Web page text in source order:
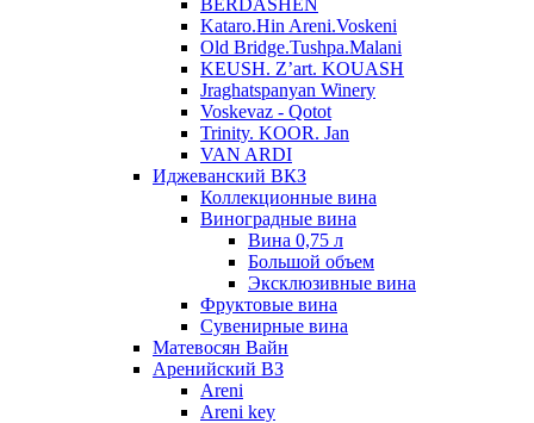
BERDASHEN
Kataro.Hin Areni.Voskeni
Old Bridge.Tushpa.Malani
KEUSH. Z’art. KOUASH
Jraghatspanyan Winery
Voskevaz - Qotot
Trinity. KOOR. Jan
VAN ARDI
Иджеванский ВКЗ
Коллекционные вина
Виноградные вина
Вина 0,75 л
Большой объем
Эксклюзивные вина
Фруктовые вина
Cувенирные вина
Матевосян Вайн
Аренийский ВЗ
Areni
Areni key